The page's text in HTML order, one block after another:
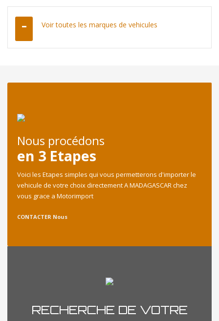
Voir toutes les marques de vehicules
Nous procédons
en 3 Etapes
Voici les Etapes simples qui vous permetterons d'importer le
vehicule de votre choix directement A MADAGASCAR chez
vous grace a Motorimport
CONTACTER Nous
RECHERCHE DE VOTRE